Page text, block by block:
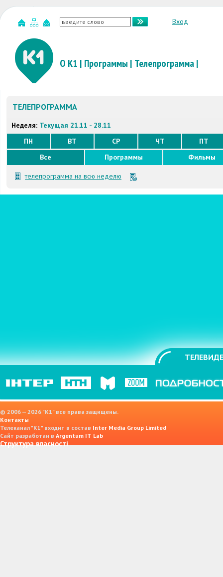
Вход
О К1 | Программы | Телепрограмма|
ТЕЛЕПРОГРАММА
Неделя: Текущая 21.11 - 28.11
ПН
ВТ СР ЧТ
ПТ
Все
Программы Фильмы
телепрограмма на всю неделю
© 2006 — 2026 "K1" все права защищены.
Контакты
Телеканал "К1" входит в состав Inter Media Group Limited
Сайт разработан в Argentum IT Lab
Структура власності